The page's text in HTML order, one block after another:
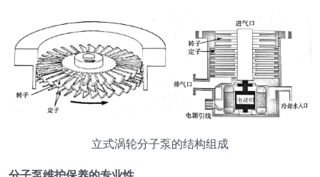
立式涡轮分子泵的结构组成